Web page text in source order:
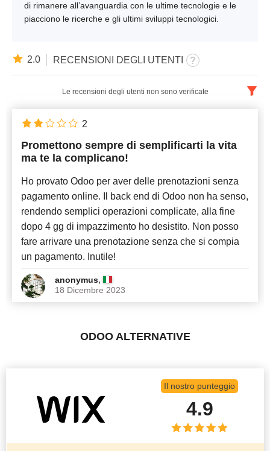
di rimanere all’avanguardia con le ultime tecnologie e le
piacciono le ricerche e gli ultimi sviluppi tecnologici.
2.0 RECENSIONI DEGLI UTENTI
Le recensioni degli utenti non sono verificate
Più recente
Promettono sempre di semplificarti la vita
ma te la complicano!
Ho provato Odoo per aver delle prenotazioni senza
pagamento online. Il back end di Odoo non ha senso,
rendendo semplici operazioni complicate, alla fine
dopo 4 gg di impazzimento ho desistito. Non posso
fare arrivare una prenotazione senza che si compia
un pagamento. Inutile!
anonymus,
18 Dicembre 2023
2
ODOO ALTERNATIVE
Il nostro punteggio
4.9